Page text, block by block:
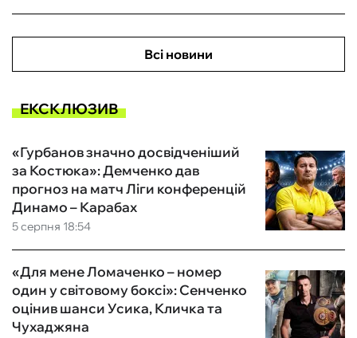
Всі новини
ЕКСКЛЮЗИВ
5 серпня 18:54
«Гурбанов значно досвідченіший
за Костюка»: Демченко дав
прогноз на матч Ліги конференцій
Динамо – Карабах
«Для мене Ломаченко – номер
один у світовому боксі»: Сенченко
оцінив шанси Усика, Кличка та
Чухаджяна